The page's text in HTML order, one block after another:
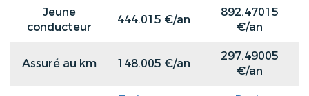
Jeune
conducteur
444.015 €/an
892.47015
€/an
Assuré au km 148.005 €/an
297.49005
€/an